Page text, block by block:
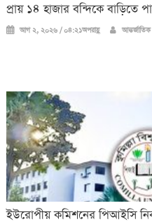
প্রায় ১৪ হাজার বন্দিকে
আগ ২, ২০২৬ / ০৪:২১অপরাহ্ণ আন্তর্জাতিক
ইউরোপীয় কমিশনের পিআইসি